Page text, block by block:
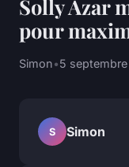
Solly Azar
pour
Simon•5
S Simon